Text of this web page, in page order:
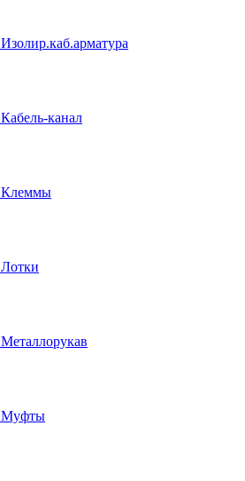
Изолир.каб.арматура
Кабель-канал
Клеммы
Лотки
Металлорукав
Муфты